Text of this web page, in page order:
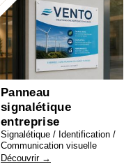
Panneau
signalétique
entreprise
Signalétique / Identification /
Communication visuelle
Découvrir →